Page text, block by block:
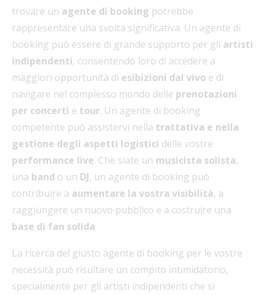
trovare un agente di booking potrebbe
rappresentare una svolta significativa. Un agente di
booking può essere di grande supporto per gli artisti
indipendenti, consentendo loro di accedere a
maggiori opportunità di esibizioni dal vivo e di
navigare nel complesso mondo delle prenotazioni
per concerti e tour. Un agente di booking
competente può assistervi nella trattativa e nella
gestione degli aspetti logistici delle vostre
performance live. Che siate un musicista solista,
una band o un DJ, un agente di booking può
contribuire a aumentare la vostra visibilità, a
raggiungere un nuovo pubblico e a costruire una
base di fan solida.
La ricerca del giusto agente di booking per le vostre
necessità può risultare un compito intimidatorio,
specialmente per gli artisti indipendenti che si